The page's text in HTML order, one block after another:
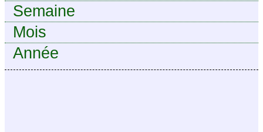
Semaine
Mois
Année